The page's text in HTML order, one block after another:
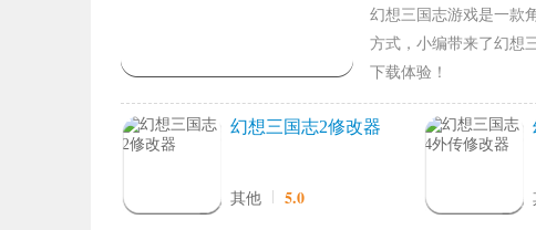
幻想三国志游戏是一款
方式，小编带来了幻想
下载体验！
幻想三国志2修改器
其他 5.0